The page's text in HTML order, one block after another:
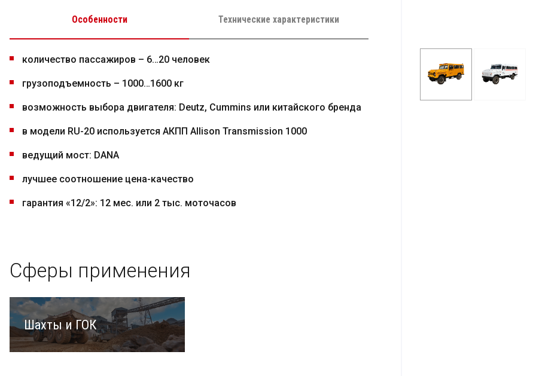
Особенности Технические характеристики
количество пассажиров – 6…20 человек
грузоподъемность – 1000…1600 кг
возможность выбора двигателя: Deutz, Cummins или китайского бренда
в модели RU-20 используется АКПП Allison Transmission 1000
ведущий мост: DANA
лучшее соотношение цена-качество
гарантия «12/2»: 12 мес. или 2 тыс. моточасов
Сферы применения
Шахты и ГОК